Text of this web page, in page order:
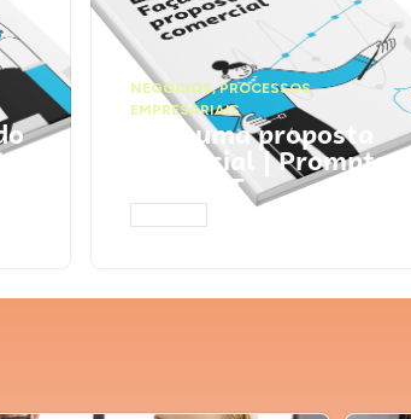
NEGÓCIOS,PROCESSOS
EMPRESARIAIS
Faça uma proposta
comercial | Prompts
ChatGPT